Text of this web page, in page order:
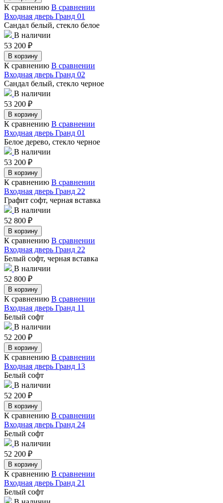
К сравнению В сравнении
Входная дверь Гранд 01
Сандал белый, стекло белое
В наличии
53 200 ₽
В корзину
К сравнению В сравнении
Входная дверь Гранд 02
Сандал белый, стекло черное
В наличии
53 200 ₽
В корзину
К сравнению В сравнении
Входная дверь Гранд 01
Белое дерево, стекло черное
В наличии
53 200 ₽
В корзину
К сравнению В сравнении
Входная дверь Гранд 22
Графит софт, черная вставка
В наличии
52 800 ₽
В корзину
К сравнению В сравнении
Входная дверь Гранд 22
Белый софт, черная вставка
В наличии
52 800 ₽
В корзину
К сравнению В сравнении
Входная дверь Гранд 11
Белый софт
В наличии
52 200 ₽
В корзину
К сравнению В сравнении
Входная дверь Гранд 13
Белый софт
В наличии
52 200 ₽
В корзину
К сравнению В сравнении
Входная дверь Гранд 24
Белый софт
В наличии
52 200 ₽
В корзину
К сравнению В сравнении
Входная дверь Гранд 21
Белый софт